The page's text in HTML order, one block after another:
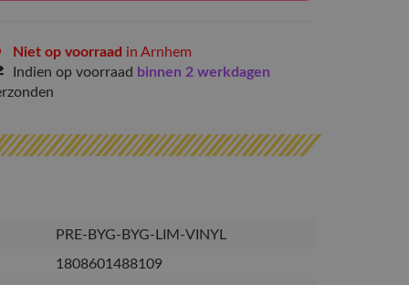
Niet op voorraad in Arnhem
Indien op voorraad binnen 2 werkdagen
PRE-BYG-BYG-LIM-VINYL
1808601488109